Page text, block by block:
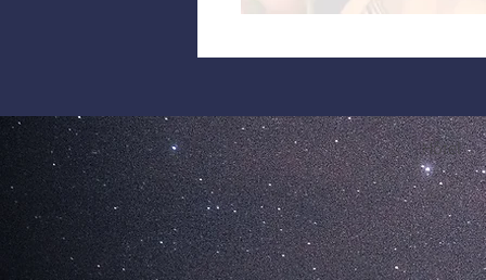
Hôtel